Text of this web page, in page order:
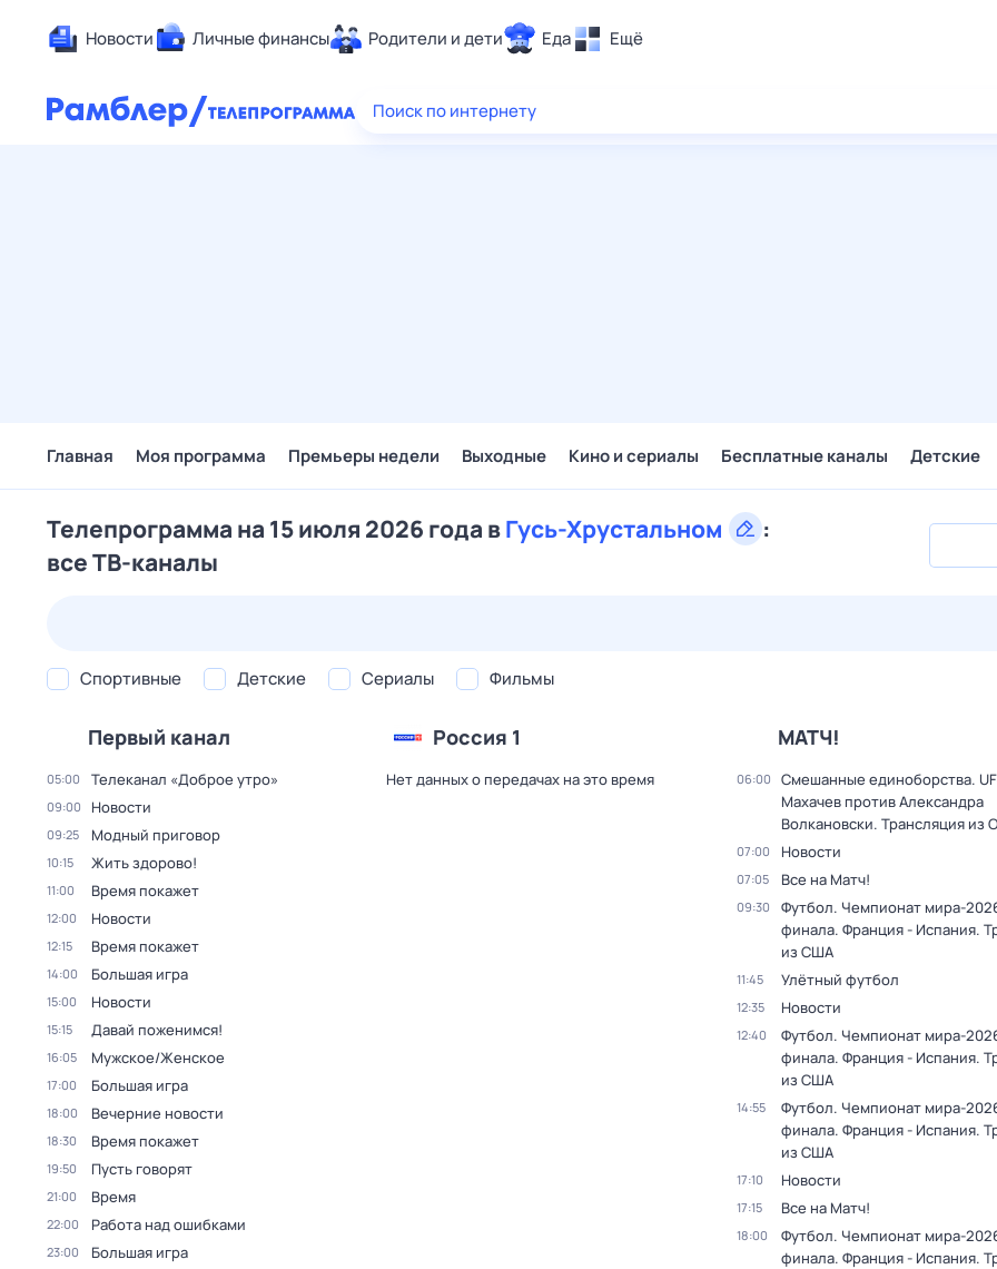
Новости Личные финансы Родители и дети Еда Ещё
Здоровье
Поиск по интернету
Главная Моя программа Премьеры недели Выходные Кино и сериалы Бесплатные каналы Детские
Телепрограмма на 15 июля 2026 года вГусь-Хрустальном
:
все ТВ-каналы
Спортивные Детские Сериалы Фильмы
Первый канал
05:00 Телеканал «Доброе утро»
09:00 Новости
09:25 Модный приговор
10:15 Жить здорово!
11:00 Время покажет
12:00 Новости
12:15 Время покажет
14:00 Большая игра
15:00 Новости
15:15 Давай поженимся!
16:05 Мужское/Женское
17:00 Большая игра
18:00 Вечерние новости
18:30 Время покажет
19:50 Пусть говорят
21:00 Время
22:00 Работа над ошибками
23:00 Большая игра
Россия 1
Нет данных о передачах на это время
МАТЧ!
06:00
Смешанные единоборства.
Махачев против Александра
Волкановски. Трансляция из
07:00 Новости
07:05 Все на Матч!
09:30
Футбол. Чемпионат мира-
финала. Франция - Испания.
из США
11:45 Улётный футбол
12:35 Новости
12:40
Футбол. Чемпионат мира-
финала. Франция - Испания.
из США
14:55
Футбол. Чемпионат мира-
финала. Франция - Испания.
из США
17:10 Новости
17:15 Все на Матч!
18:00
Футбол. Чемпионат мира-
финала. Франция - Испания.